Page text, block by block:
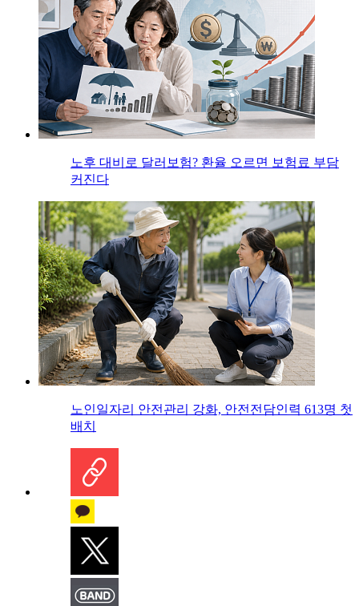
노후 대비로 달러보험? 환율 오르면 보험료 부담
커진다
노인일자리 안전관리 강화, 안전전담인력 613명 첫
배치